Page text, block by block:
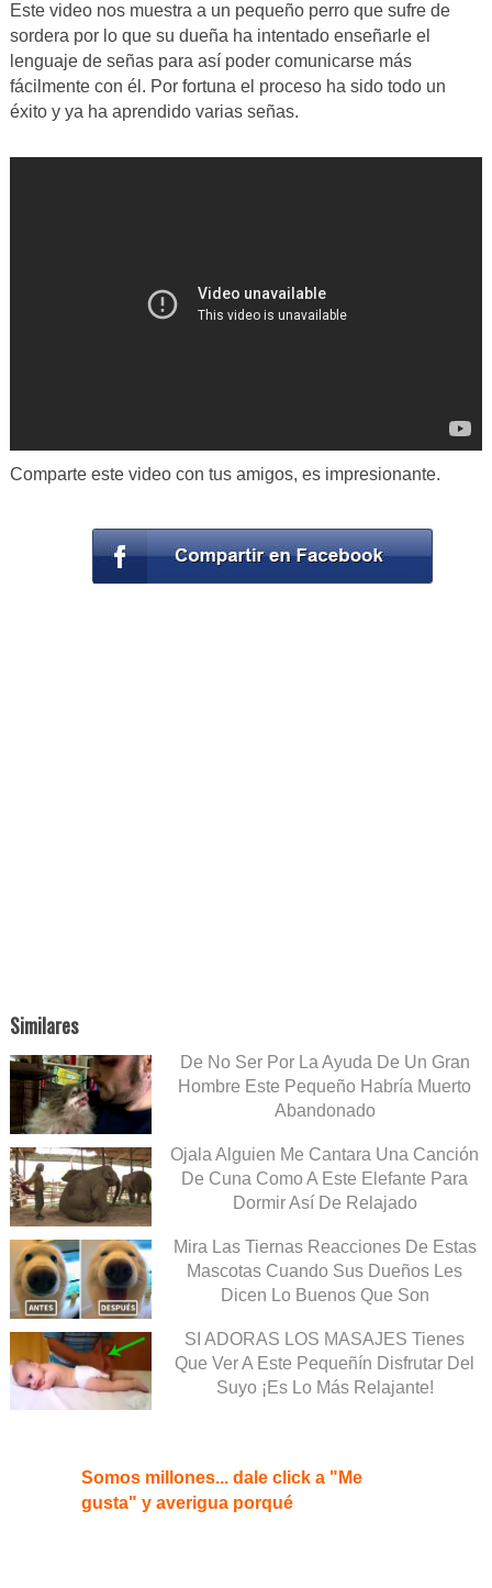
Este video nos muestra a un pequeño perro que sufre de
sordera por lo que su dueña ha intentado enseñarle el
lenguaje de señas para así poder comunicarse más
fácilmente con él. Por fortuna el proceso ha sido todo un
éxito y ya ha aprendido varias señas.
Comparte este video con tus amigos, es impresionante.
Similares
De No Ser Por La Ayuda De Un Gran
Hombre Este Pequeño Habría Muerto
Abandonado
Ojala Alguien Me Cantara Una Canción
De Cuna Como A Este Elefante Para
Dormir Así De Relajado
Mira Las Tiernas Reacciones De Estas
Mascotas Cuando Sus Dueños Les
Dicen Lo Buenos Que Son
SI ADORAS LOS MASAJES Tienes
Que Ver A Este Pequeñín Disfrutar Del
Suyo ¡Es Lo Más Relajante!
Somos millones... dale click a "Me
gusta" y averigua porqué